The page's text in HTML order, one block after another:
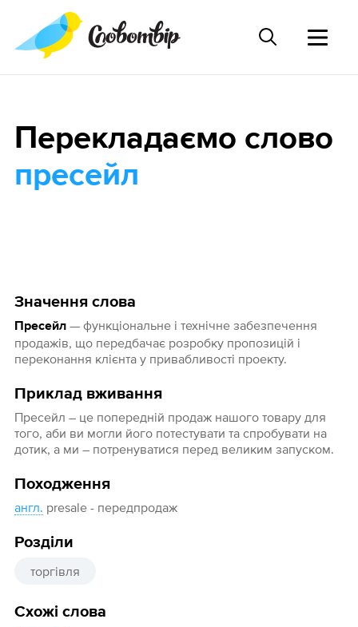
Значення слова
Пресейл— функціональне і технічне забезпечення
продажів, що передбачає розробку пропозицій і
переконання клієнта у привабливості проекту.
Приклад вживання
Пресейл – це попередній продаж нашого товару для
того, аби ви могли його потестувати та спробувати на
дотик, а ми – потренуватися перед великим запуском.
Походження
англ. presale - передпродаж
Розділи
торгівля
Схожі слова
Перекладаємо слово
пресейл